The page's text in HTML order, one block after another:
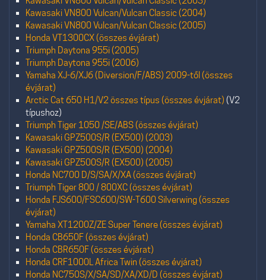
Kawasaki VN800 Vulcan/Vulcan Classic (2004)
Kawasaki VN800 Vulcan/Vulcan Classic (2005)
Honda VT1300CX (összes évjárat)
Triumph Daytona 955i (2005)
Triumph Daytona 955i (2006)
Yamaha XJ-6/XJ6 (Diversion/F/ABS) 2009-től (összes
évjárat)
Arctic Cat 650 H1/V2 összes típus (összes évjárat) (V2
típushoz)
Triumph Tiger 1050 /SE/ABS (összes évjárat)
Kawasaki GPZ500S/R (EX500) (2003)
Kawasaki GPZ500S/R (EX500) (2004)
Kawasaki GPZ500S/R (EX500) (2005)
Honda NC700 D/S/SA/X/XA (összes évjárat)
Triumph Tiger 800 / 800XC (összes évjárat)
Honda FJS600/FSC600/SW-T600 Silverwing (összes
évjárat)
Yamaha XT1200Z/ZE Super Tenere (összes évjárat)
Honda CB650F (összes évjárat)
Honda CBR650F (összes évjárat)
Honda CRF1000L Africa Twin (összes évjárat)
Honda NC750S/X/SA/SD/XA/XD/D (összes évjárat)